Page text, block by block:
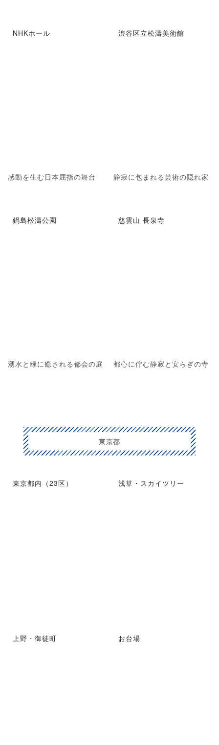
NHKホール
感動を生む日本屈指の舞台
渋谷区立松濤美術館
静寂に包まれる芸術の隠れ家
鍋島松濤公園
湧水と緑に癒される都会の庭
慈雲山 長泉寺
都心に佇む静寂と安らぎの寺
東京都
東京都内（23区） 浅草・スカイツリー
上野・御徒町 お台場